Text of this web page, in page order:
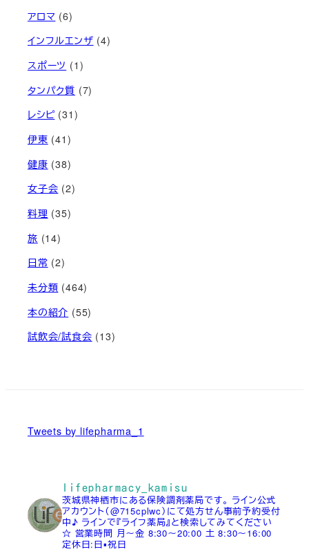
アロマ (6)
インフルエンザ (4)
スポーツ (1)
タンパク質 (7)
レシピ(31)
伊東 (41)
健康 (38)
女子会 (2)
料理 (35)
旅 (14)
日常 (2)
未分類 (464)
本の紹介 (55)
試飲会/試食会 (13)
Tweets by lifepharma_1
lifepharmacy_kamisu
茨城県神栖市にある保険調剤薬局です。 ライン公式
アカウント（@715cplwc）にて処方せん事前予約受付
中♪ ラインで『ライフ薬局』と検索してみてください
☆ 営業時間 月～金 8:30～20:00 土 8:30～16:00
定休日:日▪祝日